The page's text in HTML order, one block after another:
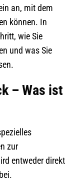
an, mit dem
können. In
wie Sie
und was Sie
– Was ist
zur
entweder direkt